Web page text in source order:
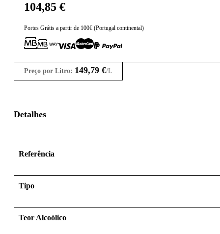
104,85 €
Portes Grátis a partir de 100€ (Portugal continental)
Preço por Litro: 149,79 €/L
Detalhes
Referência
Tipo
Teor Alcoólico